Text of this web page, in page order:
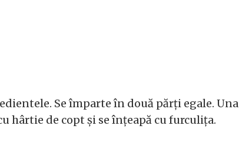
Se împarte în două părți egale. Una
hârtie de copt și se înțeapă cu furculița.